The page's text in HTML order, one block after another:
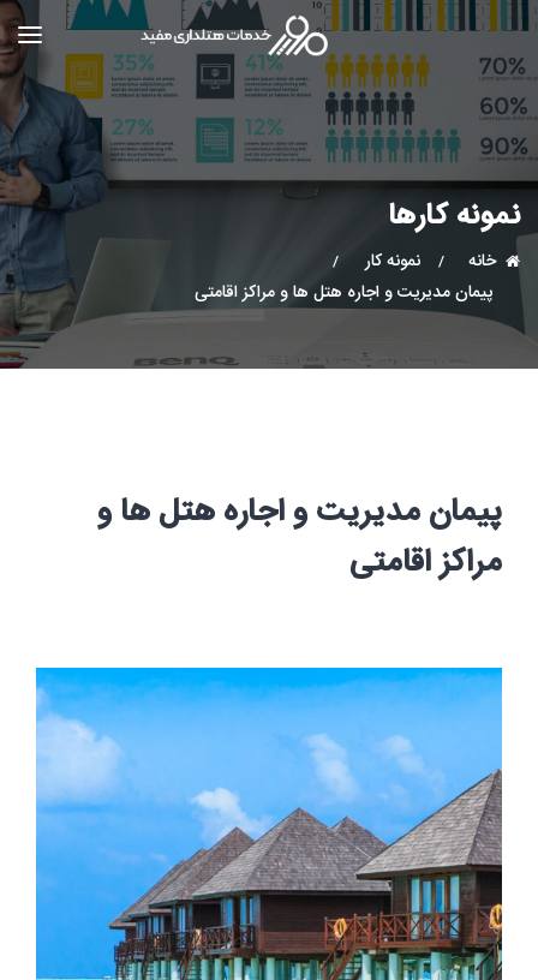
نمونه کارها
خانه
نمونه کار
پیمان مدیریت و اجاره هتل ها و مراکز اقامتی
پیمان مدیریت و اجاره هتل ها و
مراکز اقامتی